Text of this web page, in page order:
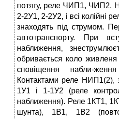
потягу, реле ЧИП1, ЧИП2,
2-2У1, 2-2У2, і всі колійні
знаходять під струмом.
автотранспорту. При
наближення,
обривається коло
сповіщення набли-
Контактами реле НИП1(2),
1У1 і 1-1У2 (реле
наближення). Реле 1КТ1,
шунта), 1В1, 1В2